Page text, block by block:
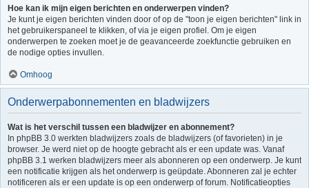
Hoe kan ik mijn eigen berichten en onderwerpen vinden?
Je kunt je eigen berichten vinden door of op de "toon je eigen berichten" link in
het gebruikerspaneel te klikken, of via je eigen profiel. Om je eigen
onderwerpen te zoeken moet je de geavanceerde zoekfunctie gebruiken en
de nodige opties invullen.
Omhoog
Onderwerpabonnementen en bladwijzers
Wat is het verschil tussen een bladwijzer en abonnement?
In phpBB 3.0 werkten bladwijzers zoals de bladwijzers (of favorieten) in je
browser. Je werd niet op de hoogte gebracht als er een update was. Vanaf
phpBB 3.1 werken bladwijzers meer als abonneren op een onderwerp. Je kunt
een notificatie krijgen als het onderwerp is geüpdate. Abonneren zal je echter
notificeren als er een update is op een onderwerp of forum. Notificatieopties